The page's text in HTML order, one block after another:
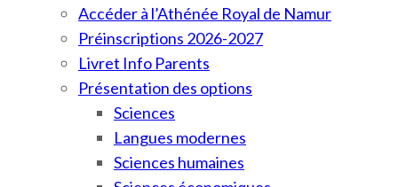
Accéder à l’Athénée Royal de Namur
Préinscriptions 2026-2027
Livret Info Parents
Présentation des options
Sciences
Langues modernes
Sciences humaines